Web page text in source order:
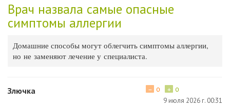
Врач назвала самые опасные
симптомы аллергии
Домашние способы могут облегчить симптомы аллергии,
но не заменяют лечение у специалиста.
Злючка + 0
− 0
9 июля 2026 г. 00:31